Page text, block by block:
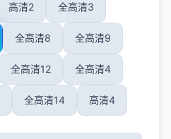
高清2 全高清3
全高清8 全高清9
全高清12 全高清4
全高清14 高清4